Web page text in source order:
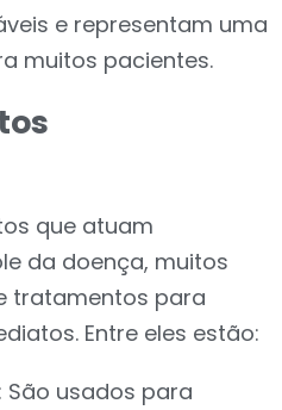
e representam uma
muitos pacientes.
que atuam
da doença, muitos
tratamentos para
Entre eles estão:
: São usados para